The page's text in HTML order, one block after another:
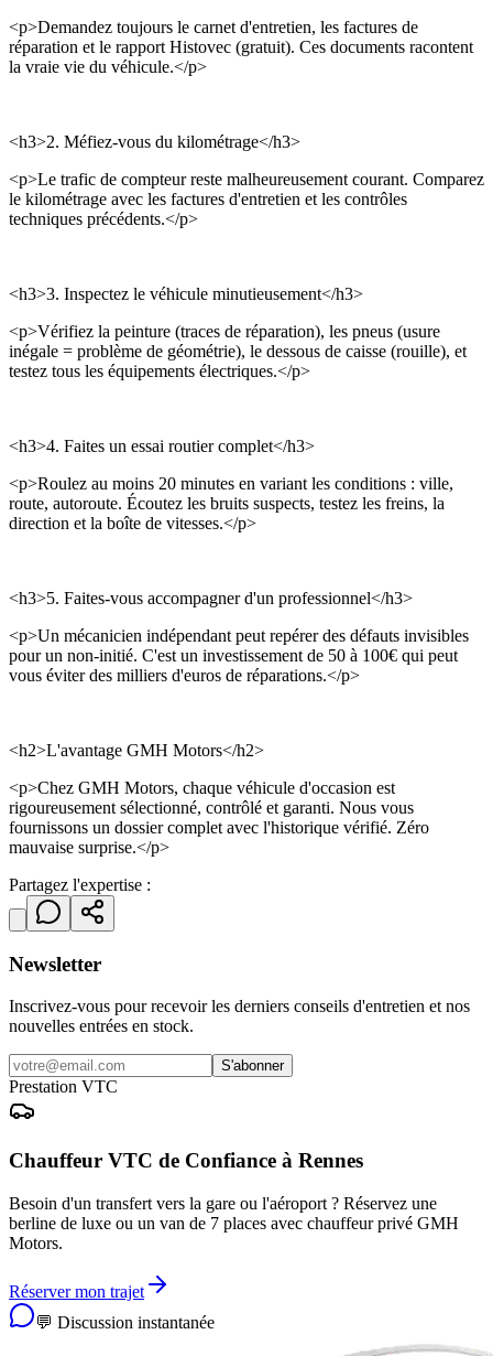
<p>Demandez toujours le carnet d'entretien, les factures de
réparation et le rapport Histovec (gratuit). Ces documents racontent
la vraie vie du véhicule.</p>
<h3>2. Méfiez-vous du kilométrage</h3>
<p>Le trafic de compteur reste malheureusement courant. Comparez
le kilométrage avec les factures d'entretien et les contrôles
techniques précédents.</p>
<h3>3. Inspectez le véhicule minutieusement</h3>
<p>Vérifiez la peinture (traces de réparation), les pneus (usure
inégale = problème de géométrie), le dessous de caisse (rouille), et
testez tous les équipements électriques.</p>
<h3>4. Faites un essai routier complet</h3>
<p>Roulez au moins 20 minutes en variant les conditions : ville,
route, autoroute. Écoutez les bruits suspects, testez les freins, la
direction et la boîte de vitesses.</p>
<h3>5. Faites-vous accompagner d'un professionnel</h3>
<p>Un mécanicien indépendant peut repérer des défauts invisibles
pour un non-initié. C'est un investissement de 50 à 100€ qui peut
vous éviter des milliers d'euros de réparations.</p>
<h2>L'avantage GMH Motors</h2>
<p>Chez GMH Motors, chaque véhicule d'occasion est
rigoureusement sélectionné, contrôlé et garanti. Nous vous
fournissons un dossier complet avec l'historique vérifié. Zéro
mauvaise surprise.</p>
Partagez l'expertise :
Newsletter
Inscrivez-vous pour recevoir les derniers conseils d'entretien et nos
nouvelles entrées en stock.
S'abonner
Prestation VTC
Chauffeur VTC de Confiance à Rennes
Besoin d'un transfert vers la gare ou l'aéroport ? Réservez une
berline de luxe ou un van de 7 places avec chauffeur privé GMH
Motors.
Réserver mon trajet
💬 Discussion instantanée